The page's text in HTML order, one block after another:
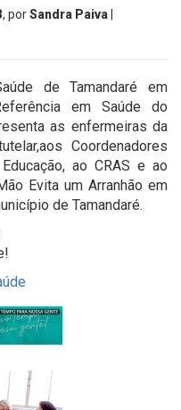
, porSandra Paiva
de Tamandaré em
em Saúde do
as enfermeiras da
Coordenadores
ao CRAS e ao
Evita um Arranhão em
de Tamandaré.